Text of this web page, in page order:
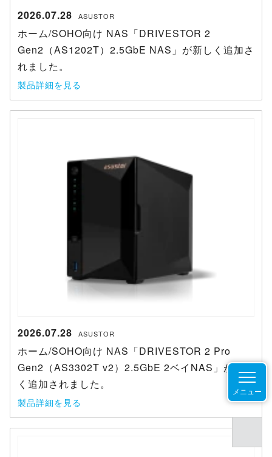
メニュー
2026.07.28 ASUSTOR
ホーム/SOHO向け NAS「DRIVESTOR 2
Gen2（AS1202T）2.5GbE NAS」が新しく追加さ
れました。
製品詳細を見る
2026.07.28 ASUSTOR
ホーム/SOHO向け NAS「DRIVESTOR 2 Pro
Gen2（AS3302T v2）2.5GbE 2ベイNAS」が新し
く追加されました。
製品詳細を見る